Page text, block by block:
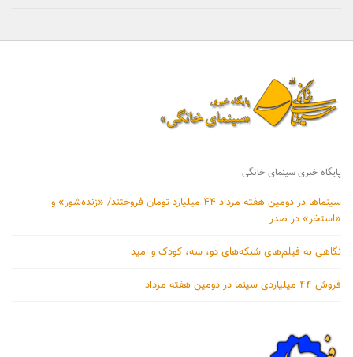
پایگاه خبری سینمای خانگی
سینماها در دومین هفته‌ مرداد ۴۴ میلیارد تومان فروختند/ «زنده‌شور» و
«استخر» در صدر
نگاهی به فیلم‌های شبکه‌های دو، سه، کودک و امید
فروش ۴۴ میلیاردی سینما در دومین هفته‌ مرداد